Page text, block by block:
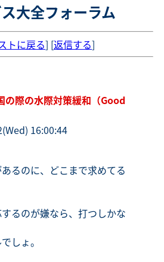
大全フォーラム
トに戻る] [返信する]
の際の水際対策緩和（Good
16:00:44
るのに、どこまで求めてる
るのが嫌なら、打つしかな
しょ。